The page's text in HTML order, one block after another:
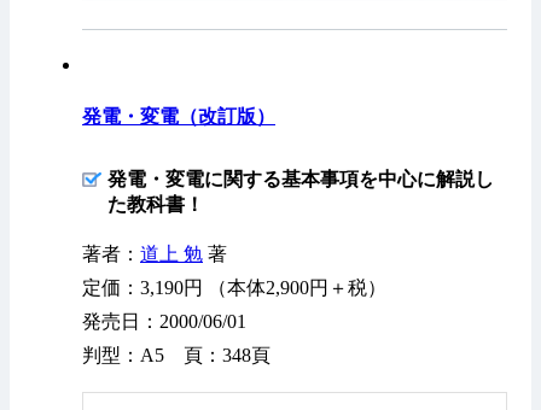
発電・変電（改訂版）
発電・変電に関する基本事項を中心に解説し
た教科書！
著者： 道上 勉 著
定価：3,190円 （本体2,900円＋税）
発売日：2000/06/01
判型：A5 頁：348頁